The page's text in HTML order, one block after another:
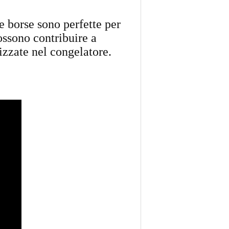
sono perfette per
contribuire a
nel congelatore.